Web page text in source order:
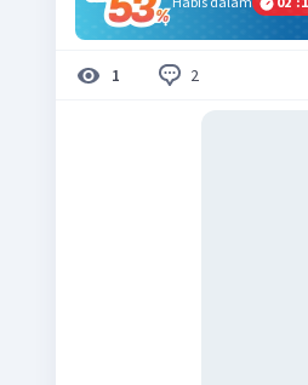
1 2